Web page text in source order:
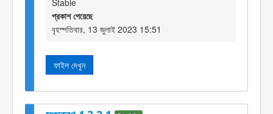
প্রকাশ পেয়েছে
বৃহস্পতিবার, 13 জুলাই 2023 15:51
ফাইল দেখুন